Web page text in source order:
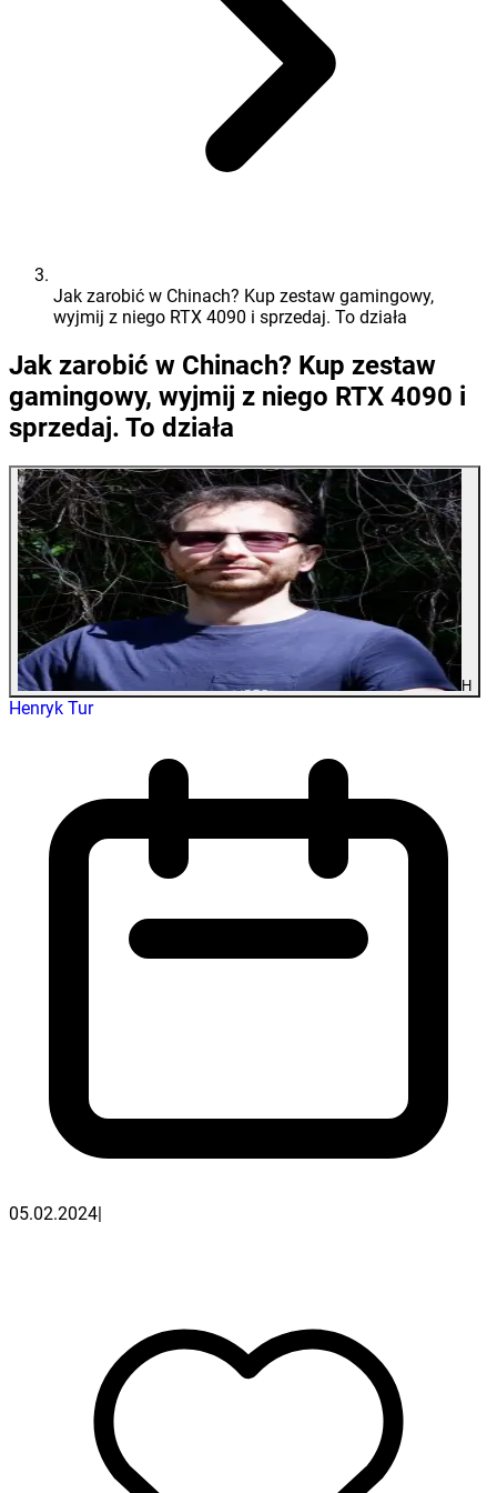
Jak zarobić w Chinach? Kup zestaw gamingowy,
wyjmij z niego RTX 4090 i sprzedaj. To działa
Jak zarobić w Chinach? Kup zestaw
gamingowy, wyjmij z niego RTX 4090 i
sprzedaj. To działa
H
Henryk Tur
05.02.2024|